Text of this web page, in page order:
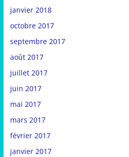
janvier 2018
octobre 2017
septembre 2017
août 2017
juillet 2017
juin 2017
mai 2017
mars 2017
février 2017
janvier 2017